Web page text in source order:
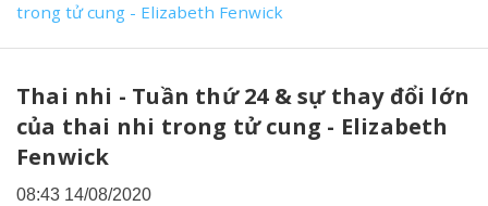
trong tử cung - Elizabeth Fenwick
Thai nhi - Tuần thứ 24 & sự thay đổi lớn
của thai nhi trong tử cung - Elizabeth
Fenwick
08:43 14/08/2020